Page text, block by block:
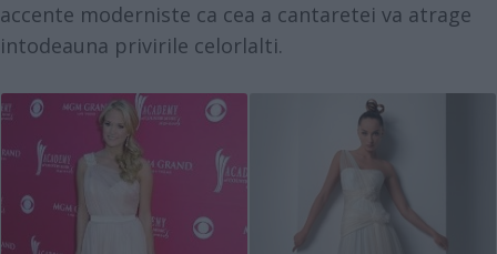
accente moderniste ca cea a cantaretei va atrage
intodeauna privirile celorlalti.